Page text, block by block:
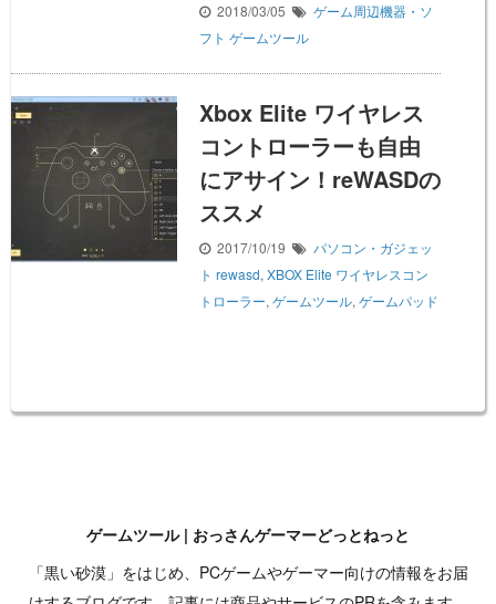
2018/03/05
ゲーム周辺機器・ソ
フト ゲームツール
Xbox Elite ワイヤレス
コントローラーも自由
にアサイン！reWASDの
ススメ
2017/10/19
パソコン・ガジェッ
ト rewasd, XBOX Elite ワイヤレスコン
トローラー, ゲームツール, ゲームパッド
ゲームツール | おっさんゲーマーどっとねっと
「黒い砂漠」をはじめ、PCゲームやゲーマー向けの情報をお届